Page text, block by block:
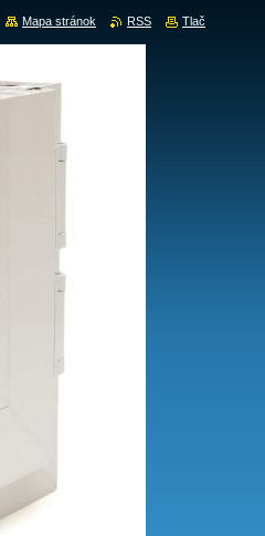
Mapa stránok RSS Tlač